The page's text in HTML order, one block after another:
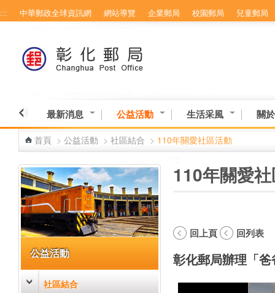
跳到主要內容區塊
::: 中華郵政全球資訊網 網站導覽 企業郵局 校園郵局 兒童郵局
最新消息 公益活動 生活采風 關
首頁 > 公益活動 > 社區結合 > 110年關愛社區活動
公益活動
社區結合
110年關愛
回上頁 回列表
彰化郵局辦理「